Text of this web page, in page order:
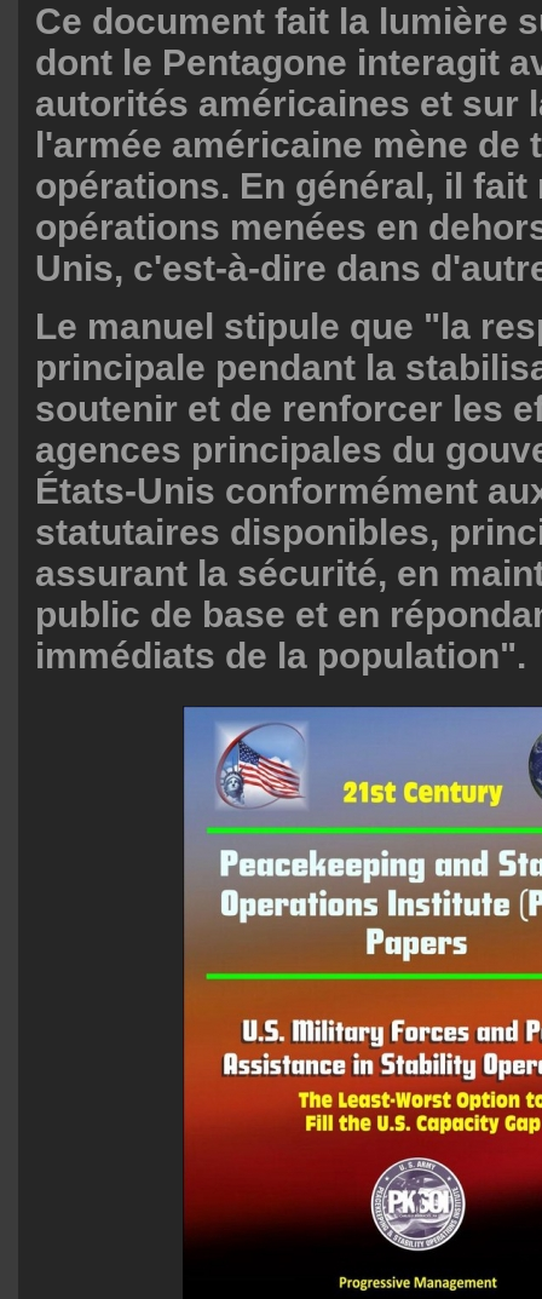
Ce document fait la lumière
dont le Pentagone interagit
autorités américaines et sur
l'armée américaine mène de
opérations. En général, il fait
opérations menées en
Unis, c'est-à-dire dans
Le manuel stipule que "la
principale pendant la
soutenir et de renforcer les
agences principales du
États-Unis conformément
statutaires disponibles,
assurant la sécurité, en
public de base et en
immédiats de la population".